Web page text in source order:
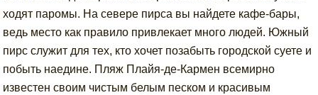
ходят паромы. На севере пирса вы найдете кафе-бары,
ведь место как правило привлекает много людей. Южный
пирс служит для тех, кто хочет позабыть городской суете и
побыть наедине. Пляж Плайя-де-Кармен всемирно
известен своим чистым белым песком и красивым